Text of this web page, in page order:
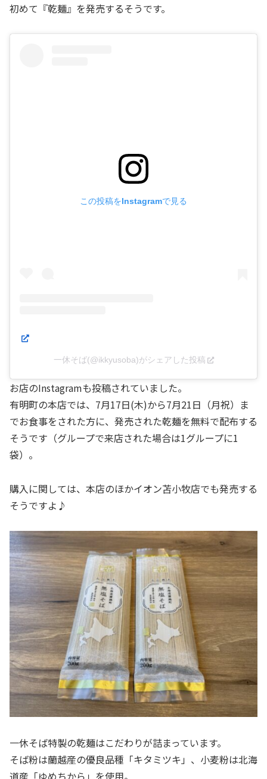
初めて『乾麺』を発売するそうです。
この投稿をInstagramで見る
一休そば(@ikkyusoba)がシェアした投稿
お店のInstagramも投稿されていました。
有明町の本店では、7月17日(木)から7月21日（月祝）ま
でお食事をされた方に、発売された乾麺を無料で配布する
そうです（グループで来店された場合は1グループに1
袋）。
購入に関しては、本店のほかイオン苫小牧店でも発売する
そうですよ♪
一休そば特製の乾麺はこだわりが詰まっています。
そば粉は蘭越産の優良品種「キタミツキ」、小麦粉は北海
道産「ゆめちから」を使用。